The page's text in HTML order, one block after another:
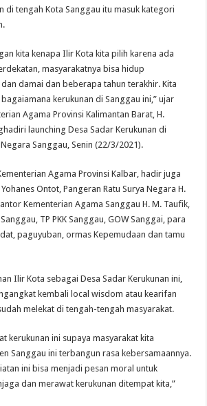
di tengah Kota Sanggau itu masuk kategori
kita kenapa Ilir Kota kita pilih karena ada
masyarakatnya bisa hidup
damai dan beberapa tahun terakhir. Kita
kerukunan di Sanggau ini,” ujar
Agama Provinsi Kalimantan Barat, H.
launching Desa Sadar Kerukunan di
Sanggau, Senin (22/3/2021).
Agama Provinsi Kalbar, hadir juga
Ontot, Pangeran Ratu Surya Negara H.
Kementerian Agama Sanggau H. M. Taufik,
TP PKK Sanggau, GOW Sanggai, para
paguyuban, ormas Kepemudaan dan tamu
Ilir Kota sebagai Desa Sadar Kerukunan ini,
kembali local wisdom atau kearifan
melekat di tengah-tengah masyarakat.
kerukunan ini supaya masyarakat kita
Sanggau ini terbangun rasa kebersamaannya.
ini bisa menjadi pesan moral untuk
dan merawat kerukunan ditempat kita,”